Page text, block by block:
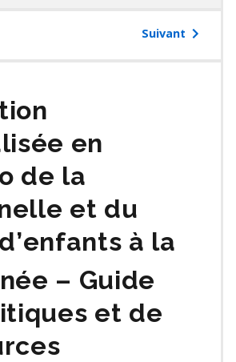
table
Suivant
en
de la
et du
à la
– Guide
et de